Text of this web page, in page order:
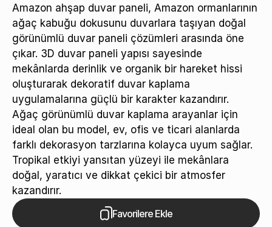
Amazon ahşap duvar paneli, Amazon ormanlarının
ağaç kabuğu dokusunu duvarlara taşıyan doğal
görünümlü duvar paneli çözümleri arasında öne
çıkar. 3D duvar paneli yapısı sayesinde
mekânlarda derinlik ve organik bir hareket hissi
oluşturarak dekoratif duvar kaplama
uygulamalarına güçlü bir karakter kazandırır.
Ağaç görünümlü duvar kaplama arayanlar için
ideal olan bu model, ev, ofis ve ticari alanlarda
farklı dekorasyon tarzlarına kolayca uyum sağlar.
Tropikal etkiyi yansıtan yüzeyi ile mekânlara
doğal, yaratıcı ve dikkat çekici bir atmosfer
kazandırır.
Favorilere Ekle